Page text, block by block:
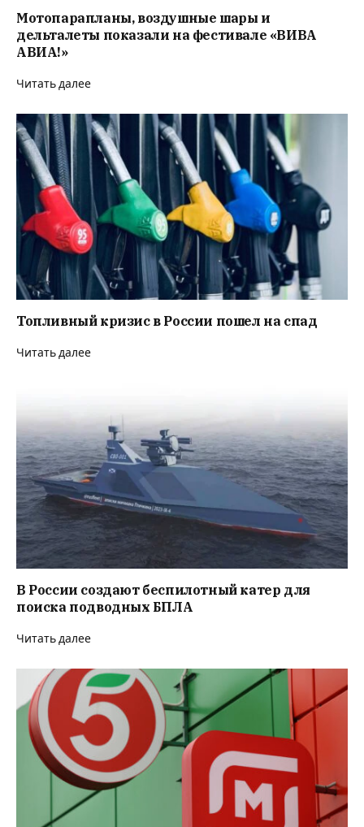
Мотопарапланы, воздушные шары и
дельталеты показали на фестивале «ВИВА
АВИА!»
Читать далее
Топливный кризис в России пошел на спад
Читать далее
В России создают беспилотный катер для
поиска подводных БПЛА
Читать далее